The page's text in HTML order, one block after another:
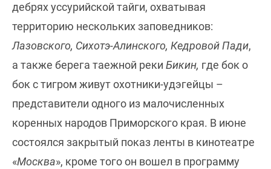
дебрях уссурийской тайги, охватывая
территорию нескольких заповедников:
Лазовского, Сихотэ-Алинского, Кедровой Пади,
а также берега таежной реки Бикин, где бок о
бок с тигром живут охотники-удэгейцы –
представители одного из малочисленных
коренных народов Приморского края. В июне
состоялся закрытый показ ленты в кинотеатре
«Москва», кроме того он вошел в программу